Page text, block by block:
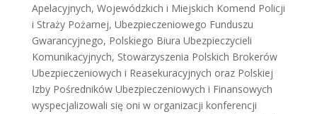
Apelacyjnych, Wojewódzkich i Miejskich Komend Policji
i Straży Pożarnej, Ubezpieczeniowego Funduszu
Gwarancyjnego, Polskiego Biura Ubezpieczycieli
Komunikacyjnych, Stowarzyszenia Polskich Brokerów
Ubezpieczeniowych i Reasekuracyjnych oraz Polskiej
Izby Pośredników Ubezpieczeniowych i Finansowych
wyspecjalizowali się oni w organizacji konferencji